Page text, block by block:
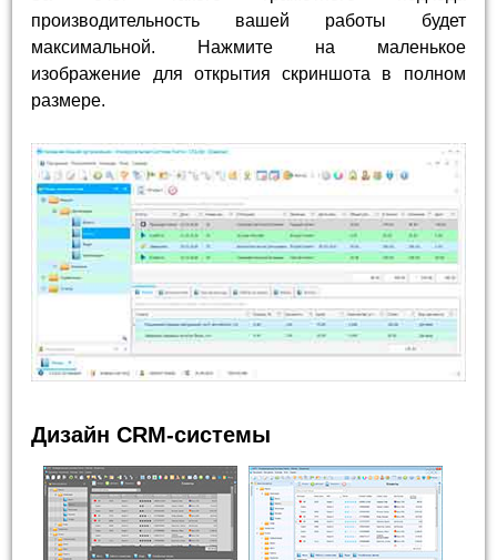
производительность вашей работы будет
максимальной. Нажмите на маленькое
изображение для открытия скриншота в полном
размере.
Дизайн CRM-системы